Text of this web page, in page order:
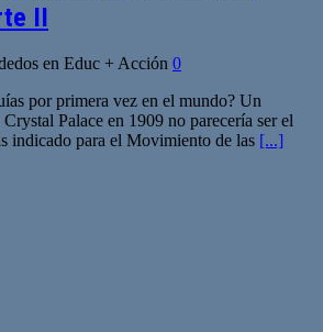
II
en Educ + Acción 0
por primera vez en el mundo? Un
Palace en 1909 no parecería ser el
indicado para el Movimiento de las [...]